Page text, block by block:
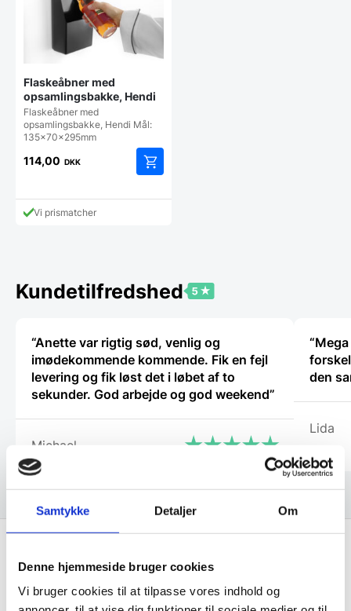
Samtykke Detaljer Om
Denne hjemmeside bruger cookies
Vi bruger cookies til at tilpasse vores indhold og
Flaskeåbner med
opsamlingsbakke, Hendi
Flaskeåbner med
opsamlingsbakke, Hendi Mål:
135x70x295mm
114,00 DKK
Vi prismatcher
Kundetilfredshed
“Anette var rigtig sød, venlig og
imødekommende kommende. Fik en fejl
levering og fik løst det i løbet af to
sekunder. God arbejde og god weekend”
Michael
den
Lida
Få de bedste tilbud først!